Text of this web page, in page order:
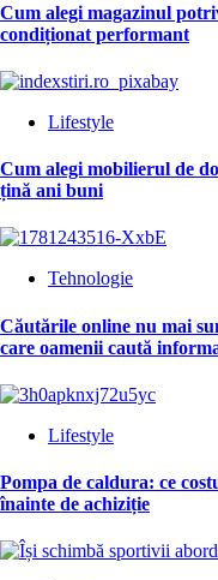
Cum alegi magazinul
condiționat performant
Lifestyle
Cum alegi mobilierul de
țină ani buni
Tehnologie
Căutările online nu mai
care oamenii caută
Lifestyle
Pompa de caldura: ce
înainte de achiziție